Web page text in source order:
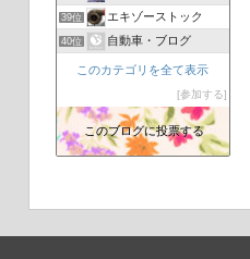
39位 エキゾーストック
40位 自動車・ブログ
41位 あやこ☆ブログ
〜とりあえず免許〜
43位 SIGHT LINES
44位 （月極）TSパーキング／牛田新町3丁目
このカテゴリを全て表示
参加する
このブログに投票する